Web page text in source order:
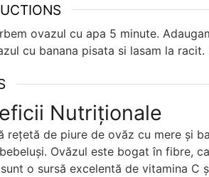
ovazul cu apa 5 minute.
cu banana pisata si lasam la
Nutriționale
rețetă de piure de ovăz cu mere și
Ovăzul este bogat în fibre,
o sursă excelentă de vitamina C